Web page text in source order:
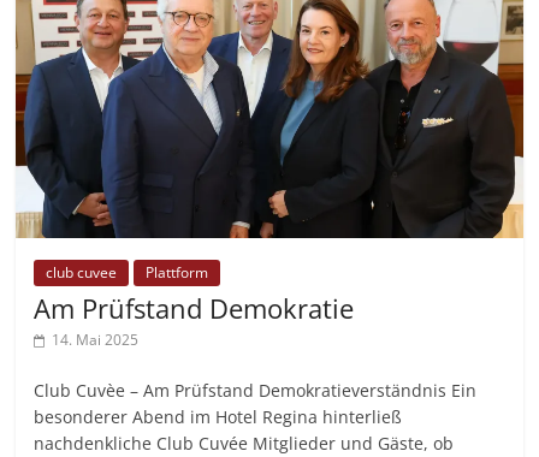
club cuvee Plattform
Am Prüfstand Demokratie
14. Mai 2025
Club Cuvèe – Am Prüfstand Demokratieverständnis Ein
besonderer Abend im Hotel Regina hinterließ
nachdenkliche Club Cuvée Mitglieder und Gäste, ob